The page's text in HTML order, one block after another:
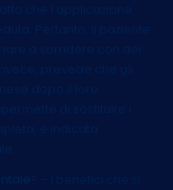
che l’applicazione
Pertanto, il paziente
a sorridere con dei
prevede che gli
dopo il loro
di sostituire i
è indicata
? – I benefici che si